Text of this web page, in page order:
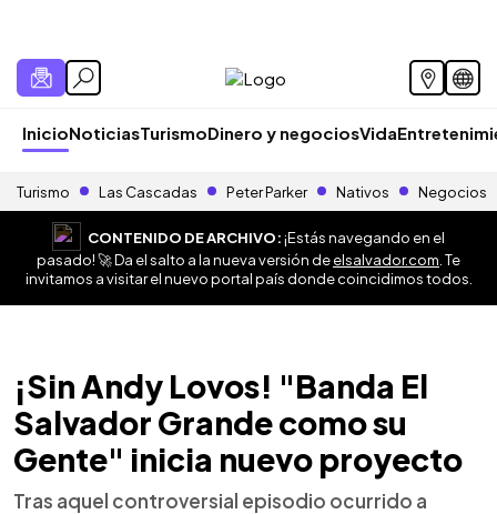
InicioNoticiasTurismoDinero y negociosVida
Turismo Las Cascadas Peter Parker Nativos Negocios
CONTENIDO DE ARCHIVO:¡Estás navegando en el
pasado! 🚀 Da el salto a la nueva versión deelsalvador.com . Te
invitamos a visitar el nuevo portal país donde coincidimos todos.
¡Sin Andy Lovos! "Banda El
Salvador Grande como su
Gente" inicia nuevo proyecto
Tras aquel controversial episodio ocurrido a